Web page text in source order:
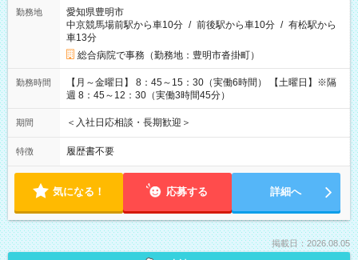
勤務地
愛知県豊明市
中京競馬場前駅から車10分 / 前後駅から車10分 / 有松駅から
車13分
総合病院で事務（勤務地：豊明市沓掛町）
勤務時間
【月～金曜日】 8：45～15：30（実働6時間） 【土曜日】※隔
週 8：45～12：30（実働3時間45分）
期間 ＜入社日応相談・長期歓迎＞
特徴 履歴書不要
気になる！ 応募する 詳細へ
掲載日：2026.08.05